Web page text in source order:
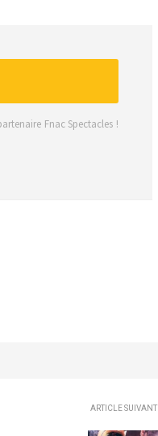
Fnac Spectacles !
ARTICLE SUIVANT